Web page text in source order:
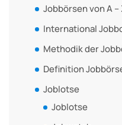
Jobbörsen von A –
International
Methodik der
Definition
Joblotse
Joblotse